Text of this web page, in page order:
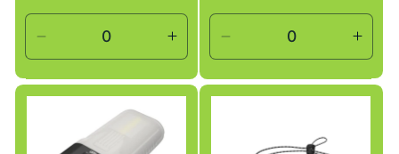
الكمية
لـ
زيادة
الكمية
لـ
عادي
الكمية
لـ
زيادة
لـ